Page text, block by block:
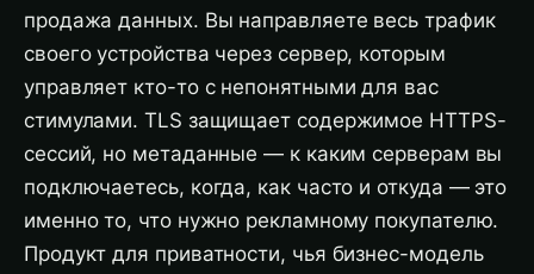
продажа данных. Вы направляете весь трафик
своего устройства через сервер, которым
управляет кто-то с непонятными для вас
стимулами. TLS защищает содержимое HTTPS-
сессий, но метаданные — к каким серверам вы
подключаетесь, когда, как часто и откуда — это
именно то, что нужно рекламному покупателю.
Продукт для приватности, чья бизнес-модель